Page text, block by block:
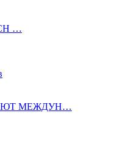
…
МЕЖДУН…